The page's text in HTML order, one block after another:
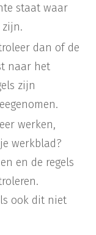
staat waar
dan of de
naar het
zijn
werken,
werkblad?
en de regels
ook dit niet